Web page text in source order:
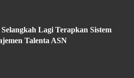
Lagi Terapkan Sistem
Talenta ASN